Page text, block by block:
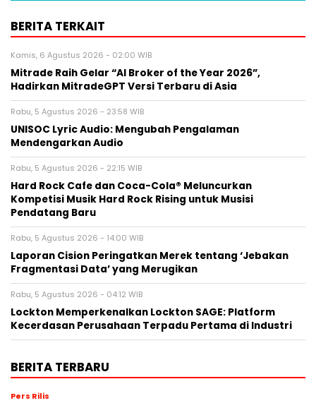
BERITA TERKAIT
Kamis, 6 Agustus 2026 - 02:00 WIB
Mitrade Raih Gelar “AI Broker of the Year 2026”,
Hadirkan MitradeGPT Versi Terbaru di Asia
Rabu, 5 Agustus 2026 - 23:58 WIB
UNISOC Lyric Audio: Mengubah Pengalaman
Mendengarkan Audio
Rabu, 5 Agustus 2026 - 22:15 WIB
Hard Rock Cafe dan Coca-Cola® Meluncurkan
Kompetisi Musik Hard Rock Rising untuk Musisi
Pendatang Baru
Rabu, 5 Agustus 2026 - 14:00 WIB
Laporan Cision Peringatkan Merek tentang ‘Jebakan
Fragmentasi Data’ yang Merugikan
Rabu, 5 Agustus 2026 - 04:12 WIB
Lockton Memperkenalkan Lockton SAGE: Platform
Kecerdasan Perusahaan Terpadu Pertama di Industri
BERITA TERBARU
Pers Rilis